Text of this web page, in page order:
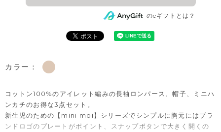
のeギフトとは？
カラー：
コットン100%のアイレット編みの長袖ロンパース、帽子、ミニハ
ンカチのお得な3点セット。
新生児のための【mini moi】シリーズでシンプルに胸元にはブラ
ンドロゴのプレートがポイント、スナップボタンで大きく開くの